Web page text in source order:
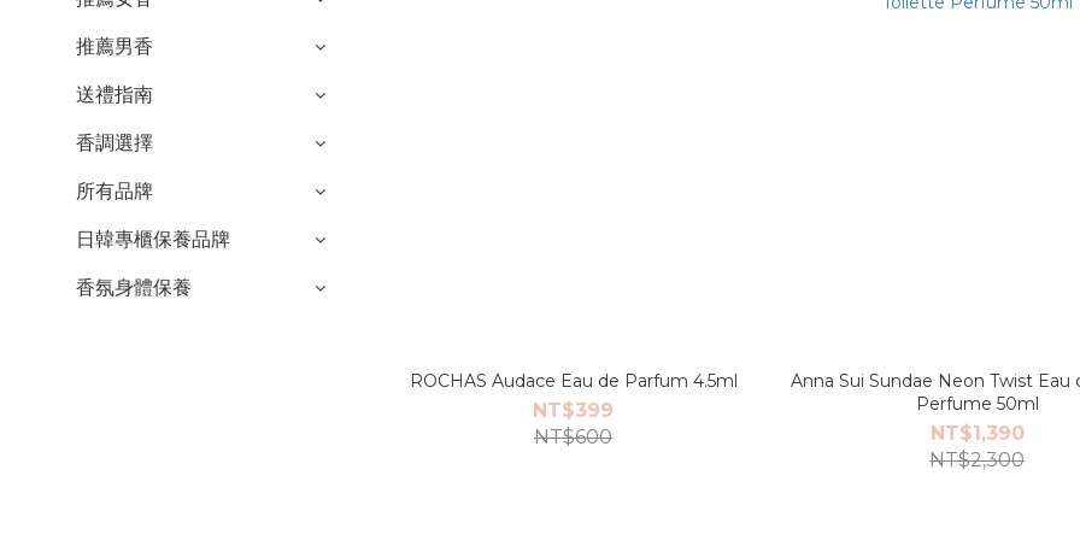
推薦男香
送禮指南
香調選擇
所有品牌
日韓專櫃保養品牌
香氛身體保養
ROCHAS Audace Eau de Parfum 4.5ml
NT$399
NT$600
Anna Sui Sundae Neon Twist Eau
Perfume 50ml
NT$1,390
NT$2,300